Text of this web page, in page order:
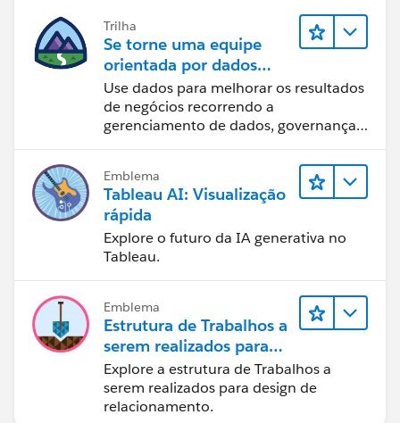
Trilha
Se torne uma equipe
orientada por dados
usando o Tableau
Use dados para melhorar os resultados
de negócios recorrendo a
gerenciamento de dados, governança
de dados, narrativa baseada em dados
e colaboração.
Emblema
Tableau AI: Visualização
rápida
Explore o futuro da IA generativa no
Tableau.
Emblema
Estrutura de Trabalhos a
serem realizados para
designers
Explore a estrutura de Trabalhos a
serem realizados para design de
relacionamento.